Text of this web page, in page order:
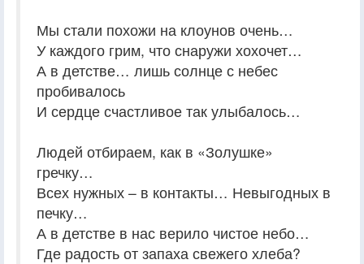
Мы стали похожи на клоунов очень…
У каждого грим, что снаружи хохочет…
А в детстве… лишь солнце с небес
пробивалось
И сердце счастливое так улыбалось…
Людей отбираем, как в «Золушке»
гречку…
Всех нужных – в контакты… Невыгодных в
печку…
А в детстве в нас верило чистое небо…
Где радость от запаха свежего хлеба?